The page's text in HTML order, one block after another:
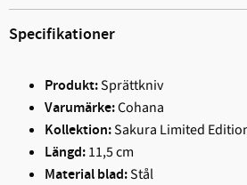
Specifikationer
Produkt:Sprättkniv
Varumärke:Cohana
Kollektion:Sakura Limited
Längd:11,5 cm
Material blad:Stål